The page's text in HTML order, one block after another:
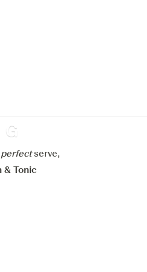
Ginventory
perfectserve,
& Tonic